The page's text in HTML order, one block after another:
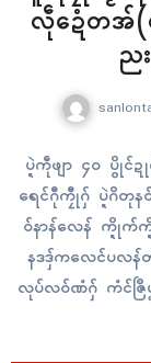
လဵုဍေံတအ်(
ည
ပ္ဍဲကဵုဖျာ ၄၀ ပွို
ရေၚ်ဂီုကၠီုဂှ် ပ္ဍဲဂိတု
ဝ်နာန်လေန် က္ဍိုက်
နဒဒှ်ကလေၚ်ပလန်
လုပ်လဝ်ဏံဂှ် ကံၚ်ဇြဳ